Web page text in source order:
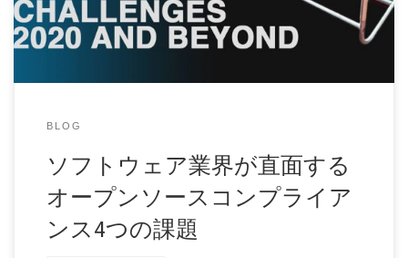
BLOG
ソフトウェア業界が直面する
オープンソースコンプライア
ンス4つの課題